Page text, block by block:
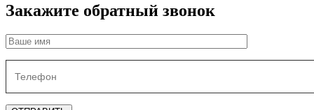
Закажите обратный звонок